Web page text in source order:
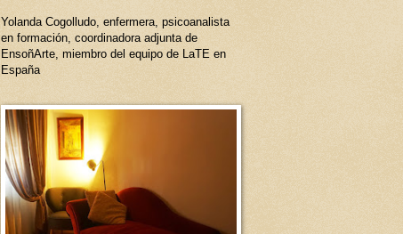
Yolanda Cogolludo, enfermera, psicoanalista
en formación, coordinadora adjunta de
EnsoñArte, miembro del equipo de LaTE en
España